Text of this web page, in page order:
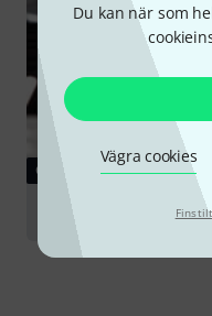
Du kan när som
Vägra cookies
Finstilt
GUIDE
Master Keyboards